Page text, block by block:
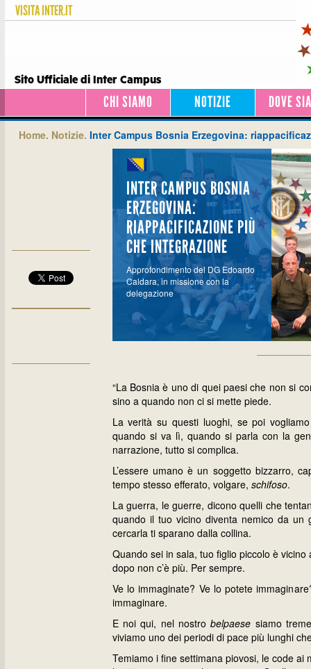
VISITAINTER.IT
Sito Ufficiale di Inter Campus
CHI SIAMO NOTIZIE DOVE
Home. Notizie. Inter Campus Bosnia Erzegovina:
INTER CAMPUS BOSNIA
ERZEGOVINA:
RIAPPACIFICAZIONE PIÙ
CHE INTEGRAZIONE
Approfondimento del DG Edoardo
Caldara, in missione con la
delegazione
“La Bosnia è uno di quei paesi che non si
sino a quando non ci si mette piede.
La verità su questi luoghi, se poi
quando si va lì, quando si parla con la
narrazione, tutto si complica.
L’essere umano è un soggetto bizzarro,
tempo stesso efferato, volgare, schifoso.
La guerra, le guerre, dicono quelli che
quando il tuo vicino diventa nemico da un
cercarla ti sparano dalla collina.
Quando sei in sala, tuo figlio piccolo è
dopo non c’è più. Per sempre.
Ve lo immaginate? Ve lo potete
immaginare.
E noi qui, nel nostrobelpaese siamo
viviamo uno dei periodi di pace più lunghi
Temiamo i fine settimana piovosi, le code